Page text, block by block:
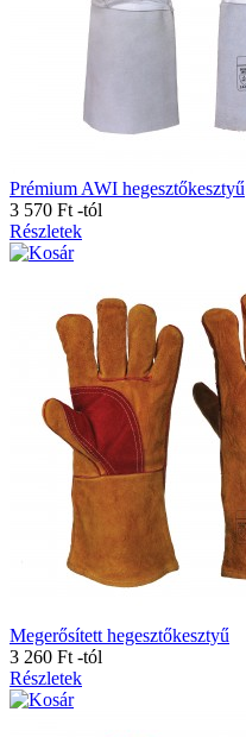
Prémium AWI hegesztőkesztyű
3 570 Ft -tól
Részletek
Megerősített hegesztőkesztyű
3 260 Ft -tól
Részletek